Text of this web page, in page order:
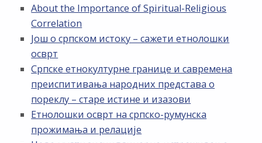
About the Importance of Spiritual-Religious
Correlation
Још о српском истоку – сажети етнолошки
осврт
Српске етнокултурне границе и савремена
преиспитивања народних представа о
пореклу – старе истине и изазови
Етнолошки осврт на српско-румунска
прожимања и релације